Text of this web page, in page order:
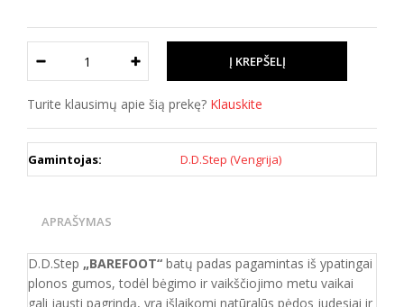
Turite klausimų apie šią prekę? Klauskite
Gamintojas: D.D.Step (Vengrija)
APRAŠYMAS
D.D.Step „BAREFOOT“ batų padas pagamintas iš ypatingai
plonos gumos, todėl bėgimo ir vaikščiojimo metu vaikai
gali jausti pagrindą, yra išlaikomi natūralūs pėdos judesiai ir